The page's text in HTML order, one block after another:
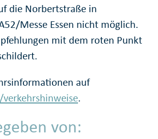
die Norbertstraße in
Messe Essen nicht möglich.
mit dem roten Punkt
auf
.
von: